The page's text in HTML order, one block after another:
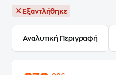
Εξαντλήθηκε
Αναλυτική Περιγραφή